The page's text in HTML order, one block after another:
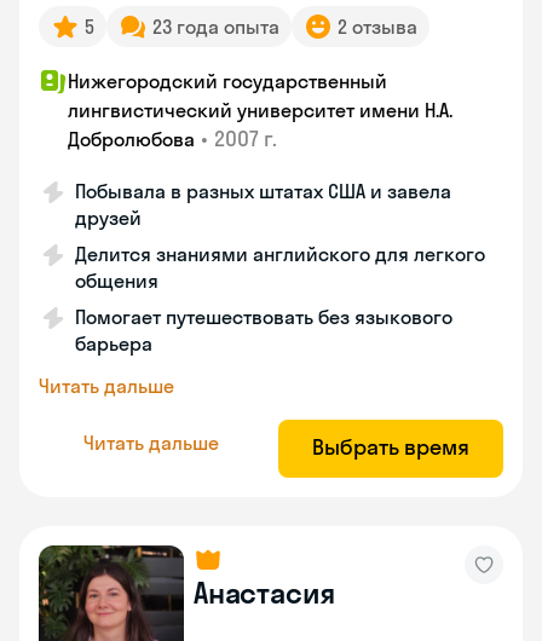
5 23 года опыта 2 отзыва
Нижегородский государственный
лингвистический университет имени Н.А.
Добролюбова • 2007 г.
Побывала в разных штатах США и завела
друзей
Делится знаниями английского для легкого
общения
Помогает путешествовать без языкового
барьера
Читать дальше
Читать дальше Выбрать время
Анастасия